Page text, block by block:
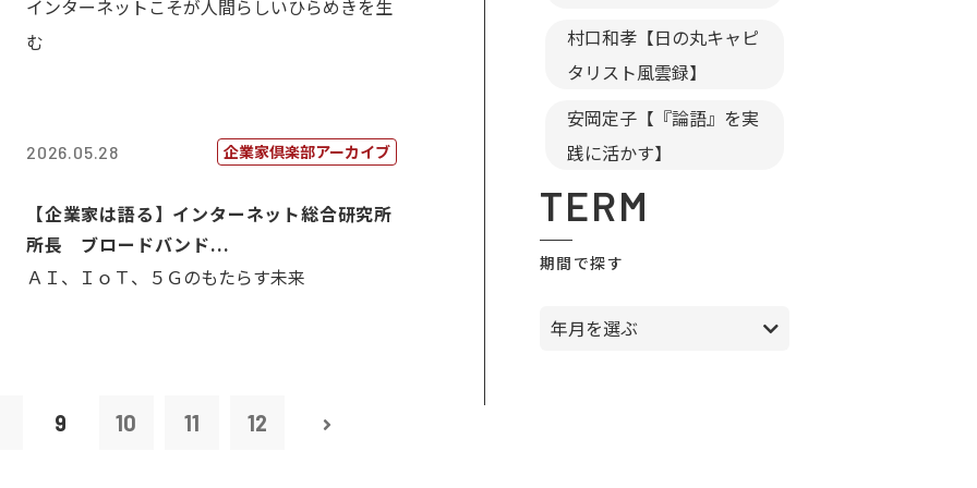
インターネットこそが人間らしいひらめきを生
む
2026.05.28 企業家倶楽部アーカイブ
【企業家は語る】インターネット総合研究所
所長 ブロードバンド...
ＡＩ、ＩｏＴ、５Ｇのもたらす未来
9 10 11 12
村口和孝【日の丸キャピ
タリスト風雲録】
安岡定子【『論語』を実
践に活かす】
TERM
期間で探す
年月を選ぶ